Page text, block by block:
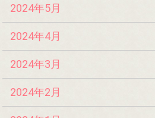
2024年5月
2024年4月
2024年3月
2024年2月